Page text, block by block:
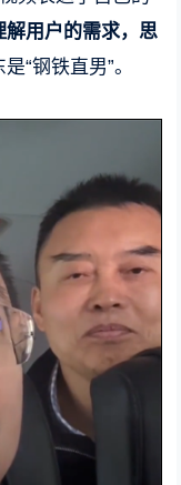
用户的需求，思
“钢铁直男”。